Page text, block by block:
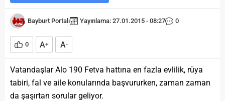
Bayburt Portalı Yayınlama: 27.01.2015 - 08:27 0
0 A+ A-
Vatandaşlar Alo 190 Fetva hattına en fazla evlilik, rüya
tabiri, fal ve aile konularında başvururken, zaman zaman
da şaşırtan sorular geliyor.